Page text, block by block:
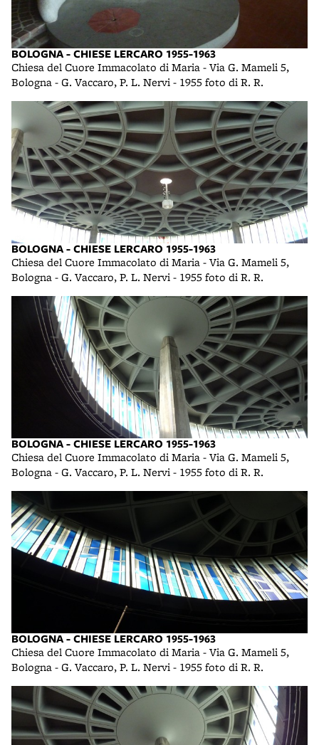
BOLOGNA - CHIESE LERCARO 1955-1963
Chiesa del Cuore Immacolato di Maria - Via G. Mameli 5,
Bologna - G. Vaccaro, P. L. Nervi - 1955 foto di R. R.
BOLOGNA - CHIESE LERCARO 1955-1963
Chiesa del Cuore Immacolato di Maria - Via G. Mameli 5,
Bologna - G. Vaccaro, P. L. Nervi - 1955 foto di R. R.
BOLOGNA - CHIESE LERCARO 1955-1963
Chiesa del Cuore Immacolato di Maria - Via G. Mameli 5,
Bologna - G. Vaccaro, P. L. Nervi - 1955 foto di R. R.
BOLOGNA - CHIESE LERCARO 1955-1963
Chiesa del Cuore Immacolato di Maria - Via G. Mameli 5,
Bologna - G. Vaccaro, P. L. Nervi - 1955 foto di R. R.